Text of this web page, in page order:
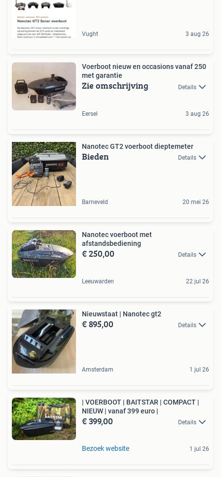
Vught 3 aug 26
Voerboot nieuw en occasions vanaf 250
met garantie
Zie omschrijving Details
Eersel 3 aug 26
Nanotec GT2 voerboot dieptemeter
Bieden Details
Barneveld 20 mei 26
Nanotec voerboot met
afstandsbediening
€ 250,00 Details
Leeuwarden 22 jul 26
Nieuwstaat | Nanotec gt2
€ 895,00 Details
Amsterdam 1 jul 26
| VOERBOOT | BAITSTAR | COMPACT |
NIEUW | vanaf 399 euro |
€ 399,00 Details
Bezoek website 1 jul 26